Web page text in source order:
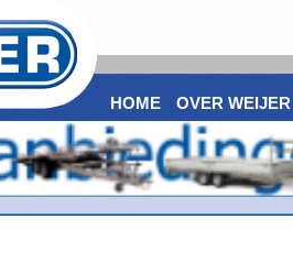
HOME OVER WEIJER